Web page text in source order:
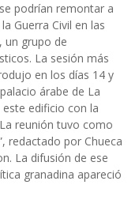
podrían remontar a
Guerra Civil en las
un grupo de
La sesión más
en los días 14 y
árabe de La
edificio con la
reunión tuvo como
redactado por Chueca
La difusión de ese
granadina apareció